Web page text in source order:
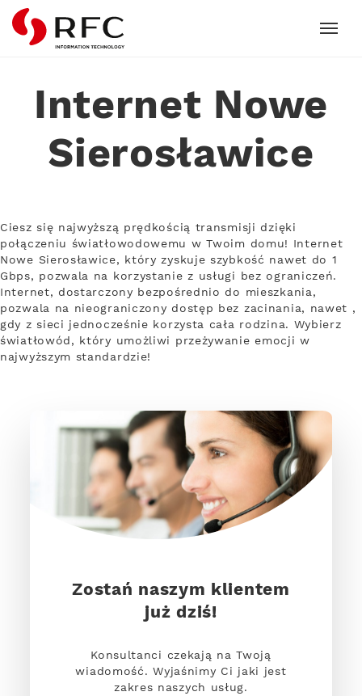
RFC
Internet Nowe
Sierosławice
Ciesz się najwyższą prędkością transmisji dzięki
połączeniu światłowodowemu w Twoim domu! Internet
Nowe Sierosławice, który zyskuje szybkość nawet do 1
Gbps, pozwala na korzystanie z usługi bez ograniczeń.
Internet, dostarczony bezpośrednio do mieszkania,
pozwala na nieograniczony dostęp bez zacinania, nawet ,
gdy z sieci jednocześnie korzysta cała rodzina. Wybierz
światłowód, który umożliwi przeżywanie emocji w
najwyższym standardzie!
Zostań naszym klientem
już dziś!
Konsultanci czekają na Twoją
wiadomość. Wyjaśnimy Ci jaki jest
zakres naszych usług.